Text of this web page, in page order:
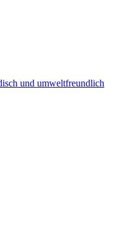
und umweltfreundlich